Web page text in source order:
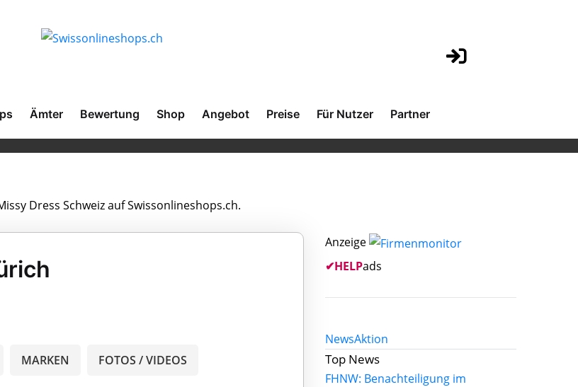
Ämter Bewertung Shop Angebot Preise Für Nutzer Partner
Dress Schweiz auf Swissonlineshops.ch.
MARKEN FOTOS / VIDEOS
Anzeige
✔HELPads
NewsAktion
Top News
FHNW: Benachteiligung im